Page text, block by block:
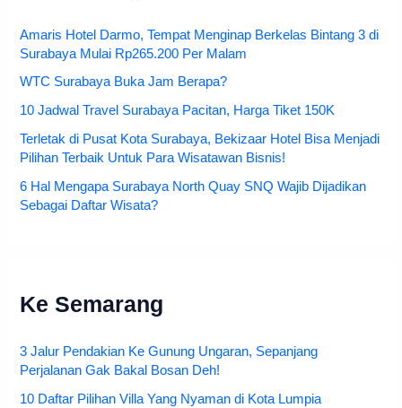
Amaris Hotel Darmo, Tempat Menginap Berkelas Bintang 3 di
Surabaya Mulai Rp265.200 Per Malam
WTC Surabaya Buka Jam Berapa?
10 Jadwal Travel Surabaya Pacitan, Harga Tiket 150K
Terletak di Pusat Kota Surabaya, Bekizaar Hotel Bisa Menjadi
Pilihan Terbaik Untuk Para Wisatawan Bisnis!
6 Hal Mengapa Surabaya North Quay SNQ Wajib Dijadikan
Sebagai Daftar Wisata?
Ke Semarang
3 Jalur Pendakian Ke Gunung Ungaran, Sepanjang
Perjalanan Gak Bakal Bosan Deh!
10 Daftar Pilihan Villa Yang Nyaman di Kota Lumpia